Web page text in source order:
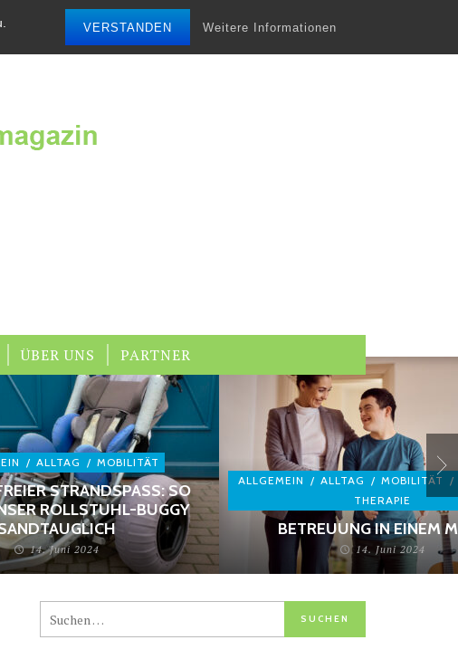
VERSTANDEN Weitere Informationen
ÜBER UNS PARTNER
/ ALLTAG / MOBILITÄT
STRANDSPASS: SO W
ROLLSTUHL-BUGGY S
14. Juni 2024
ALLGEMEIN / ALLTAG / MOBILITÄT /
THERAPIE
BETREUUNG IN EINEM
14. Juni 2024